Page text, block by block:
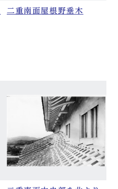
二重南面屋根野垂木